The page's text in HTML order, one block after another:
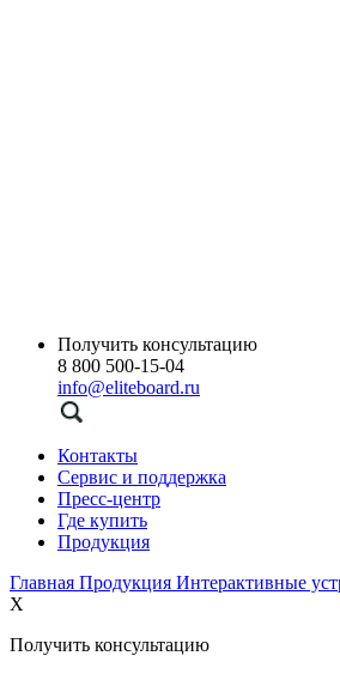
Получить консультацию
8 800 500-15-04
info@eliteboard.ru
Контакты
Сервис и поддержка
Пресс-центр
Где купить
Продукция
Главная Продукция Интерактивные
X
Получить консультацию